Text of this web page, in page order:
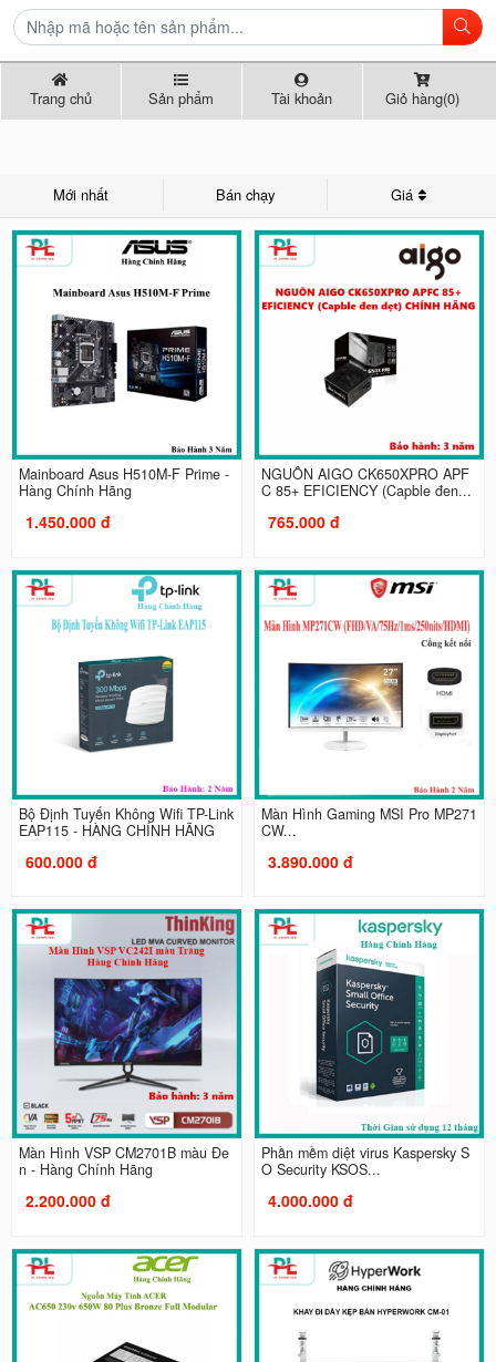
Trang chủ Sản phẩm Tài khoản Giỏ hàng(0)
Mới nhất Bán chạy Giá
Mainboard Asus H510M-F Prime -
Hàng Chính Hãng
1.450.000 đ
NGUỒN AIGO CK650XPRO APF
C 85+ EFICIENCY (Capble đen...
765.000 đ
Bộ Định Tuyến Không Wifi TP-Link
EAP115 - HÀNG CHÍNH HÃNG
600.000 đ
Màn Hình Gaming MSI Pro MP271
CW...
3.890.000 đ
Màn Hình VSP CM2701B màu Đe
n - Hàng Chính Hãng
2.200.000 đ
Phần mềm diệt virus Kaspersky S
O Security KSOS...
4.000.000 đ